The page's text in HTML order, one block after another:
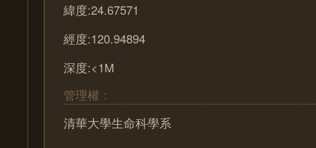
緯度:24.67571
經度:120.94894
深度:<1M
管理權：
清華大學生命科學系